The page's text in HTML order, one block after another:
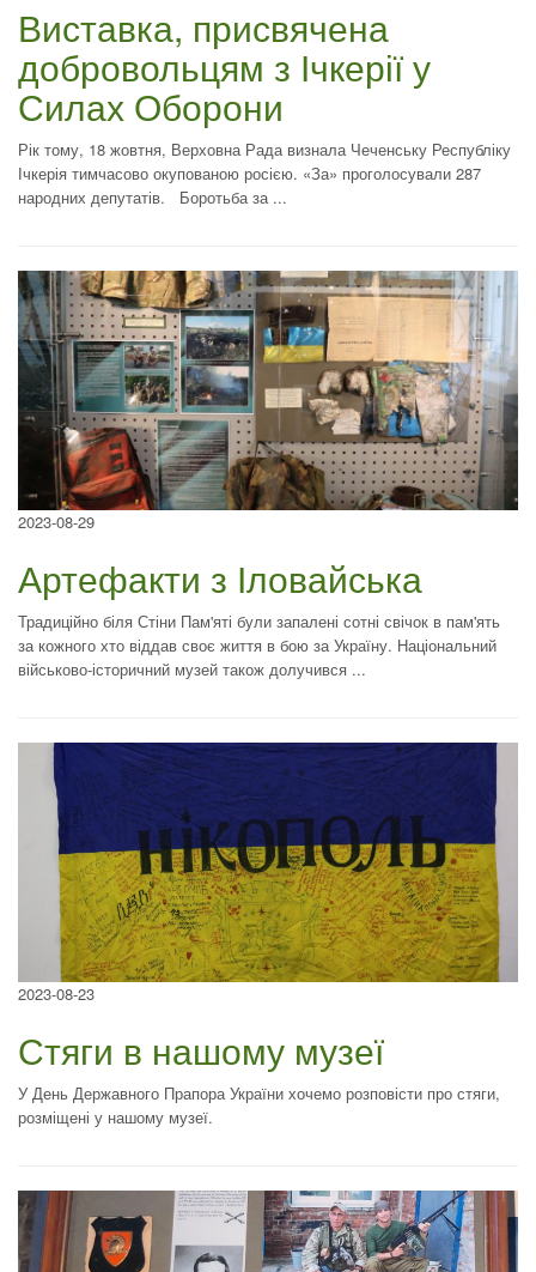
Виставка, присвячена
добровольцям з Ічкерії у
Силах Оборони
Рік тому, 18 жовтня, Верховна Рада визнала Чеченську Республіку
Ічкерія тимчасово окупованою росією. «За» проголосували 287
народних депутатів. Боротьба за ...
2023-08-29
Артефакти з Іловайська
Традиційно біля Стіни Пам'яті були запалені сотні свічок в пам'ять
за кожного хто віддав своє життя в бою за Україну. Національний
військово-історичний музей також долучився ...
2023-08-23
Стяги в нашому музеї
У День Державного Прапора України хочемо розповісти про стяги,
розміщені у нашому музеї.